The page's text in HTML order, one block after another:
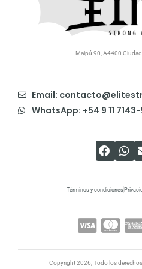
Maipú 90, A4400
Email:
WhatsApp: +54 9 11
Términos y condiciones
Copyright 2026, Todo los